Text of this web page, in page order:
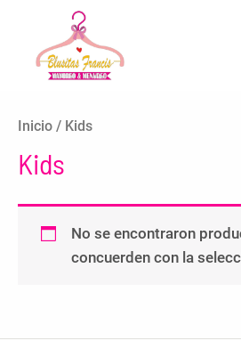
contenido
Inicio / Kids
Kids
No se encontraron
concuerden con la